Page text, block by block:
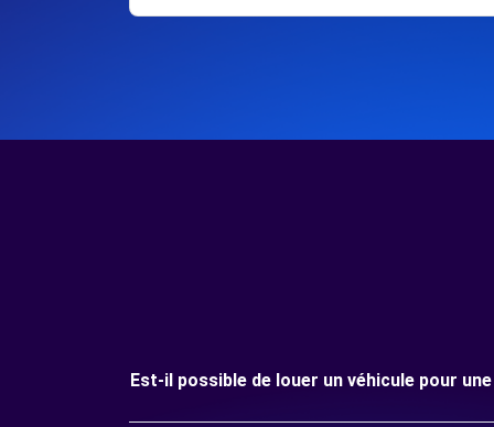
Est-il possible de louer un véhicule pour